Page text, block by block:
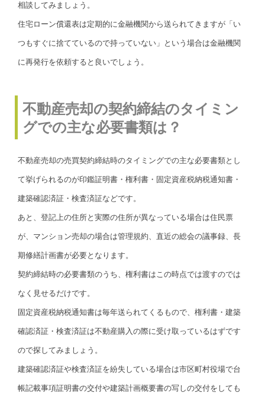
相談してみましょう。
住宅ローン償還表は定期的に金融機関から送られてきますが「い
つもすぐに捨てているので持っていない」という場合は金融機関
に再発行を依頼すると良いでしょう。
不動産売却の契約締結のタイミン
グでの主な必要書類は？
不動産売却の売買契約締結時のタイミングでの主な必要書類とし
て挙げられるのが印鑑証明書・権利書・固定資産税納税通知書・
建築確認済証・検査済証などです。
あと、登記上の住所と実際の住所が異なっている場合は住民票
が、マンション売却の場合は管理規約、直近の総会の議事録、長
期修繕計画書が必要となります。
契約締結時の必要書類のうち、権利書はこの時点では渡すのでは
なく見せるだけです。
固定資産税納税通知書は毎年送られてくるもので、権利書・建築
確認済証・検査済証は不動産購入の際に受け取っているはずです
ので探してみましょう。
建築確認済証や検査済証を紛失している場合は市区町村役場で台
帳記載事項証明書の交付や建築計画概要書の写しの交付をしても